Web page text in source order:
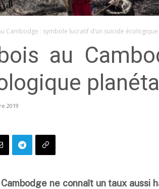
Cambodge : symbole lucratif d’un suicide
au
2019
ne connaît un taux aussi